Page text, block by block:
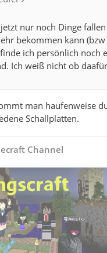
nur noch Dinge
bekommen kann
ich persönlich noch
Ich weiß nicht ob
man haufenweise
Schallplatten.
Channel